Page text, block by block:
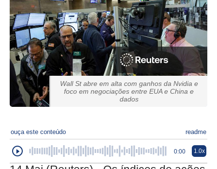
Wall St abre em alta com ganhos da Nvidia e
foco em negociações entre EUA e China e
dados
ouça este conteúdo readme
0:00 1.0x